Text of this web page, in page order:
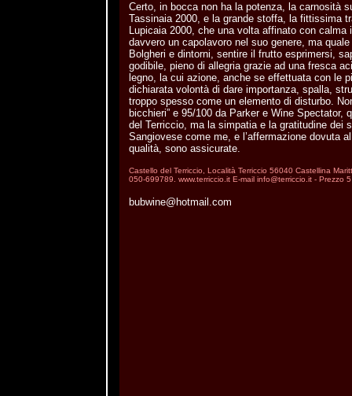
Certo, in bocca non ha la potenza, la carnosità
Tassinaia 2000, e la grande stoffa, la fittissima
Lupicaia 2000, che una volta affinato con calma
davvero un capolavoro nel suo genere, ma
Bolgheri e dintorni, sentire il frutto esprimersi,
godibile, pieno di allegria grazie ad una fresca
legno, la cui azione, anche se effettuata con le
dichiarata volontà di dare importanza, spalla,
troppo spesso come un elemento di disturbo.
bicchieri” e 95/100 da Parker e Wine Spectator,
del Terriccio, ma la simpatia e la gratitudine dei
Sangiovese come me, e l’affermazione dovuta
qualità, sono assicurate.
Castello del Terriccio, Località Terriccio 56040 Castellina
050-699789. www.terriccio.it E-mail info@terriccio.it - Prezzo
bubwine@hotmail.com